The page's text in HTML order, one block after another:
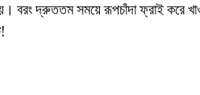
বরং দ্রুততম সময়ে রূপচাঁদা ফ্রাই করে